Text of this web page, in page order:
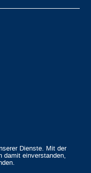
Dienste. Mit der
damit einverstanden,